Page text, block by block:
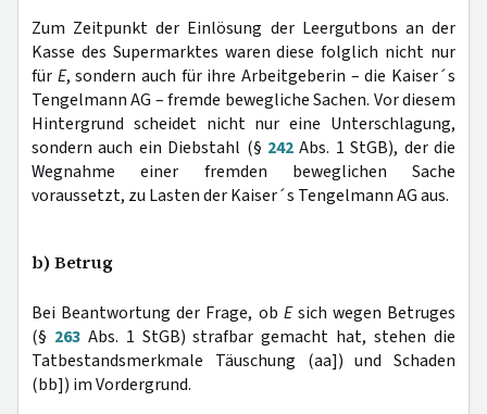
Zum Zeitpunkt der Einlösung der Leergutbons an der
Kasse des Supermarktes waren diese folglich nicht nur
für E, sondern auch für ihre Arbeitgeberin – die Kaiser´s
Tengelmann AG – fremde bewegliche Sachen. Vor diesem
Hintergrund scheidet nicht nur eine Unterschlagung,
sondern auch ein Diebstahl (§ 242 Abs. 1 StGB), der die
Wegnahme einer fremden beweglichen Sache
voraussetzt, zu Lasten der Kaiser´s Tengelmann AG aus.
b) Betrug
Bei Beantwortung der Frage, ob Esich wegen Betruges
(§ 263Abs. 1 StGB) strafbar gemacht hat, stehen die
Tatbestandsmerkmale Täuschung (aa]) und Schaden
(bb]) im Vordergrund.